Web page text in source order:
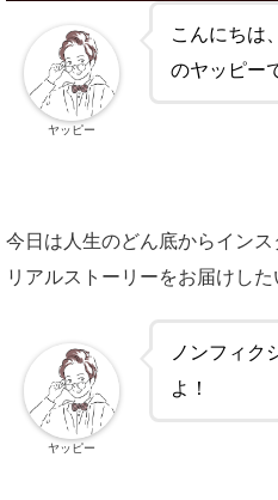
こんにちは
のヤッピー
ヤッピー
今日は人生のどん底からイン
リアルストーリーをお届けした
ノンフィク
よ！
ヤッピー